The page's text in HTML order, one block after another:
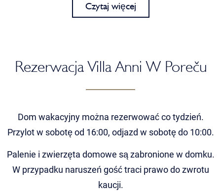
Czytaj więcej
Rezerwacja Villa Anni W Poreču
Dom wakacyjny można rezerwować co tydzień.
Przylot w sobotę od 16:00, odjazd w sobotę do 10:00.
Palenie i zwierzęta domowe są zabronione w domku.
W przypadku naruszeń gość traci prawo do zwrotu
kaucji.